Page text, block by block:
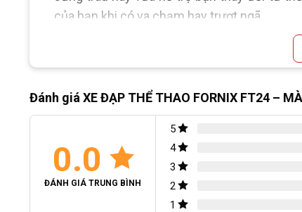
Giới thiệu sản phẩm
Xe đạp địa hình Fornix FT24, tại sao không?
Chế độ bảo hành tốt
của bạn khi có va chạm hay trượt ngã.
Thắng đĩa an toàn gắn trên tay lái giúp
Yên xe có thiết kế thông
FT24 còn được trang bị thêm yên sau
có thể linh hoạt tháo ra, gắn vào tiện lợi.
HÌNH ẢNH CHI TIẾT
Đánh giá XE ĐẠP THỂ THAO FORNIX FT24 –
0.0
ĐÁNH GIÁ TRUNG BÌNH
5
4
3
2
1